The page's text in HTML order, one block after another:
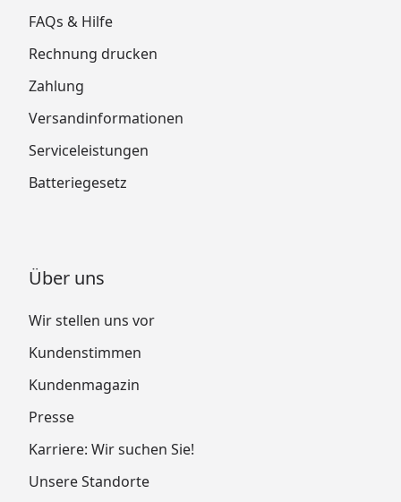
FAQs & Hilfe
Rechnung drucken
Zahlung
Versandinformationen
Serviceleistungen
Batteriegesetz
Über uns
Wir stellen uns vor
Kundenstimmen
Kundenmagazin
Presse
Karriere: Wir suchen Sie!
Unsere Standorte